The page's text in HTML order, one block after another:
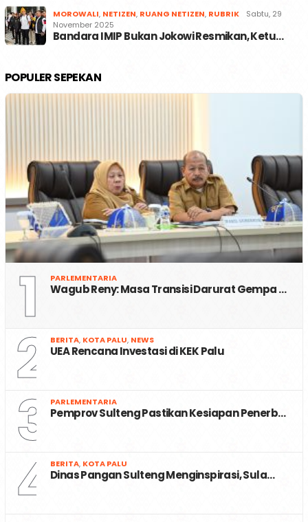
MOROWALI, NETIZEN, RUANG NETIZEN, RUBRIK
Sabtu, 29
November 2025
Bandara IMIP Bukan Jokowi Resmikan, Ketu…
POPULER SEPEKAN
1 PARLEMENTARIA
Wagub Reny: Masa Transisi Darurat Gempa …
2 BERITA, KOTA PALU, NEWS
UEA Rencana Investasi di KEK Palu
3 PARLEMENTARIA
Pemprov Sulteng Pastikan Kesiapan Penerb…
4 BERITA, KOTA PALU
Dinas Pangan Sulteng Menginspirasi, Sula…